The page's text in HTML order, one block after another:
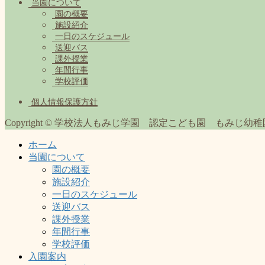
当園について
園の概要
施設紹介
一日のスケジュール
送迎バス
課外授業
年間行事
学校評価
個人情報保護方針
Copyright © 学校法人もみじ学園 認定こども園 もみじ幼稚
ホーム
当園について
園の概要
施設紹介
一日のスケジュール
送迎バス
課外授業
年間行事
学校評価
入園案内